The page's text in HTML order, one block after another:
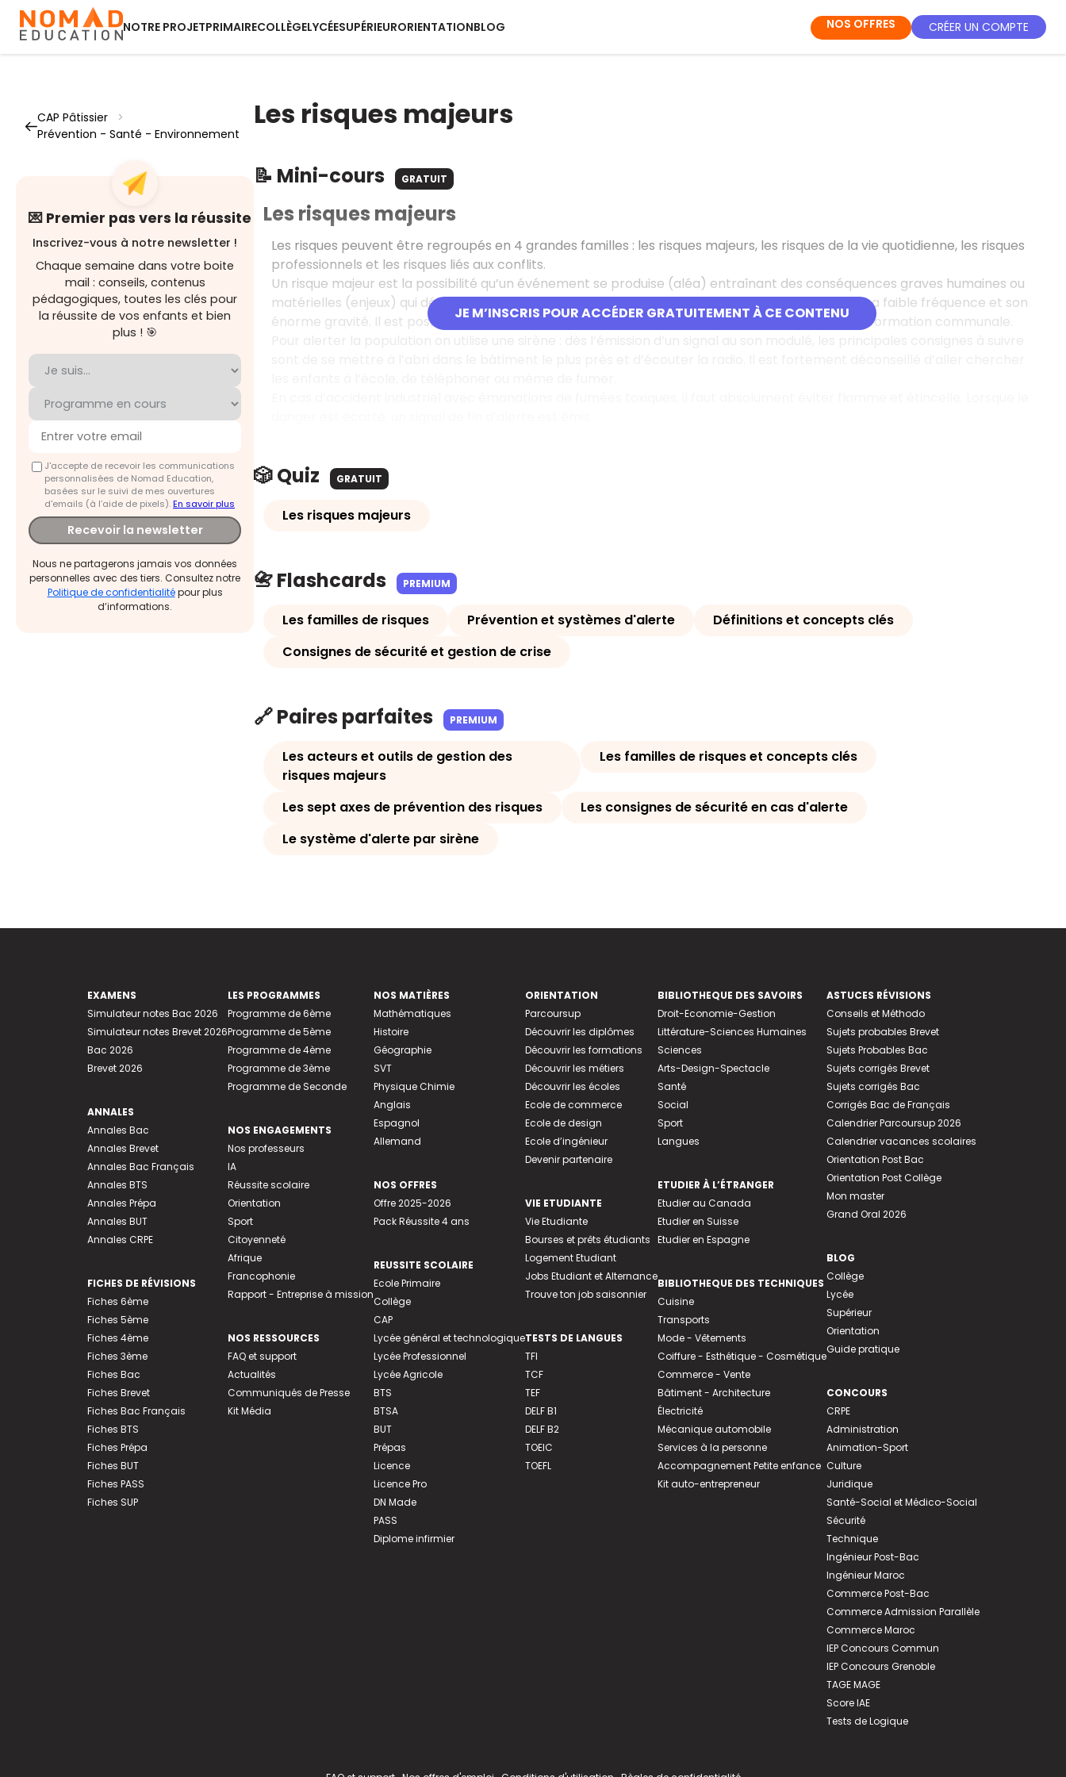
NOTRE PROJETPRIMAIRECOLLÈGELYCÉESUPÉRIEURORIENTATIONBLOG NOS OFFRES CRÉER UN COMPTE
CAP Pâtissier
>
Prévention - Santé - Environnement
💌 Premier pas vers la réussite
Inscrivez-vous à notre newsletter !
Chaque semaine dans votre boite
mail : conseils, contenus
pédagogiques, toutes les clés pour
la réussite de vos enfants et bien
plus ! 🎯
J'accepte de recevoir les communications
personnalisées de Nomad Education,
basées sur le suivi de mes ouvertures
d'emails (à l’aide de pixels).En savoir plus
Recevoir la newsletter
Nous ne partagerons jamais vos données
personnelles avec des tiers. Consultez notre
Politique de confidentialitépour plus
d’informations.
Les risques majeurs
📝 Mini-cours GRATUIT
JE M’INSCRIS POUR ACCÉDER GRATUITEMENT À CE CONTENU
Les risques majeurs
Les risques peuvent être regroupés en 4 grandes familles : les risques majeurs, les risques de la vie quotidienne, les risques
professionnels et les risques liés aux conflits.
Un risque majeur est la possibilité qu’un événement se produise (aléa) entraînant des conséquences graves humaines ou
matérielles (enjeux) qui dépassent les capacités de réaction de la société. Il se caractérise par sa faible fréquence et son
énorme gravité. Il est possible de connaître les bons réflexes à adopter grâce au Document d’information communale.
🎲 Quiz GRATUIT
Les risques majeurs
📇 Flashcards PREMIUM
Les familles de risques Prévention et systèmes d'alerte
Définitions et concepts clés
Consignes de sécurité et gestion de crise
🔗 Paires parfaites PREMIUM
Les acteurs et outils de gestion des
risques majeurs
Les familles de risques et concepts clés
Les sept axes de prévention des risques
Les consignes de sécurité en cas d'alerte
Le système d'alerte par sirène
EXAMENS
Simulateur notes Bac 2026
Simulateur notes Brevet 2026
Bac 2026
Brevet 2026
ANNALES
Annales Bac
Annales Brevet
Annales Bac Français
Annales BTS
Annales Prépa
Annales BUT
Annales CRPE
FICHES DE RÉVISIONS
Fiches 6ème
Fiches 5ème
Fiches 4ème
Fiches 3ème
Fiches Bac
Fiches Brevet
Fiches Bac Français
Fiches BTS
Fiches Prépa
Fiches BUT
Fiches PASS
Fiches SUP
LES PROGRAMMES
Programme de 6ème
Programme de 5ème
Programme de 4ème
Programme de 3ème
Programme de Seconde
NOS ENGAGEMENTS
Nos professeurs
IA
Réussite scolaire
Orientation
Sport
Citoyenneté
Afrique
Francophonie
Rapport - Entreprise à mission
NOS RESSOURCES
FAQ et support
Actualités
Communiqués de Presse
Kit Média
NOS MATIÈRES
Mathématiques
Histoire
Géographie
SVT
Physique Chimie
Anglais
Espagnol
Allemand
NOS OFFRES
Offre 2025-2026
Pack Réussite 4 ans
REUSSITE SCOLAIRE
Ecole Primaire
Collège
CAP
Lycée général et technologique
Lycée Professionnel
Lycée Agricole
BTS
BTSA
BUT
Prépas
Licence
Licence Pro
DN Made
PASS
Diplome infirmier
ORIENTATION
Parcoursup
Découvrir les diplômes
Découvrir les formations
Découvrir les métiers
Découvrir les écoles
Ecole de commerce
Ecole de design
Ecole d’ingénieur
Devenir partenaire
VIE ETUDIANTE
Vie Etudiante
Bourses et prêts étudiants
Logement Etudiant
Jobs Etudiant et Alternance
Trouve ton job saisonnier
TESTS DE LANGUES
TFI
TCF
TEF
DELF B1
DELF B2
TOEIC
TOEFL
BIBLIOTHEQUE DES SAVOIRS
Droit-Economie-Gestion
Littérature-Sciences Humaines
Sciences
Arts-Design-Spectacle
Santé
Social
Sport
Langues
ETUDIER À L’ÉTRANGER
Etudier au Canada
Etudier en Suisse
Etudier en Espagne
BIBLIOTHEQUE DES TECHNIQUES
Cuisine
Transports
Mode - Vêtements
Coiffure - Esthétique - Cosmétique
Commerce - Vente
Bâtiment - Architecture
Électricité
Mécanique automobile
Services à la personne
Accompagnement Petite enfance
Kit auto-entrepreneur
ASTUCES RÉVISIONS
Conseils et Méthodo
Sujets probables Brevet
Sujets Probables Bac
Sujets corrigés Brevet
Sujets corrigés Bac
Corrigés Bac de Français
Calendrier Parcoursup 2026
Calendrier vacances scolaires
Orientation Post Bac
Orientation Post Collège
Mon master
Grand Oral 2026
BLOG
Collège
Lycée
Supérieur
Orientation
Guide pratique
CONCOURS
CRPE
Administration
Animation-Sport
Culture
Juridique
Santé-Social et Médico-Social
Sécurité
Technique
Ingénieur Post-Bac
Ingénieur Maroc
Commerce Post-Bac
Commerce Admission Parallèle
Commerce Maroc
IEP Concours Commun
IEP Concours Grenoble
TAGE MAGE
Score IAE
Tests de Logique